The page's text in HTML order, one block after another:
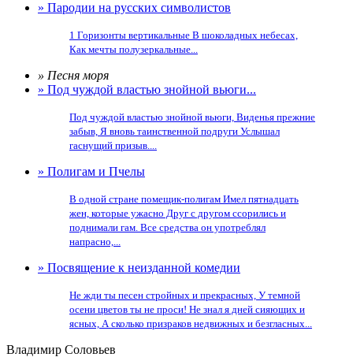
» Пародии на русских символистов
1 Горизонты вертикальные В шоколадных небесах,
Как мечты полузеркальные...
» Песня моря
» Под чуждой властью знойной вьюги...
Под чуждой властью знойной вьюги, Виденья прежние
забыв, Я вновь таинственной подруги Услышал
гаснущий призыв....
» Полигам и Пчелы
В одной стране помещик-полигам Имел пятнадцать
жен, которые ужасно Друг с другом ссорились и
поднимали гам. Все средства он употреблял
напрасно,...
» Посвящение к неизданной комедии
Не жди ты песен стройных и прекрасных, У темной
осени цветов ты не проси! Не знал я дней сияющих и
ясных, А сколько призраков недвижных и безгласных...
Владимир Соловьев